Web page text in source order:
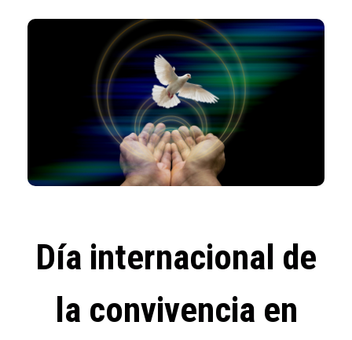
Día internacional de
la convivencia en